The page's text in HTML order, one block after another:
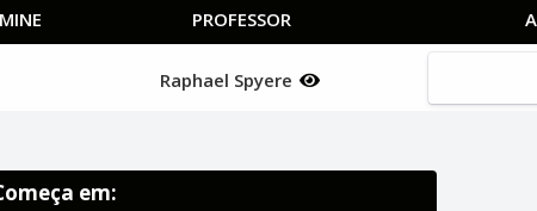
PROFESSOR
Raphael Spyere
em: